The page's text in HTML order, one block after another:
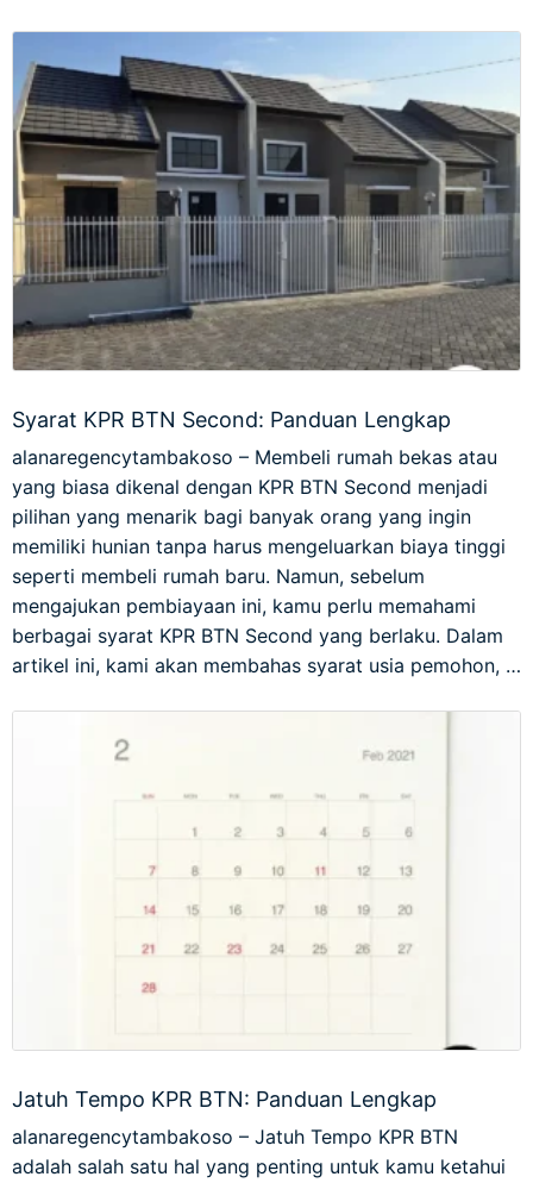
Syarat KPR BTN Second: Panduan Lengkap
alanaregencytambakoso – Membeli rumah bekas atau
yang biasa dikenal dengan KPR BTN Second menjadi
pilihan yang menarik bagi banyak orang yang ingin
memiliki hunian tanpa harus mengeluarkan biaya tinggi
seperti membeli rumah baru. Namun, sebelum
mengajukan pembiayaan ini, kamu perlu memahami
berbagai syarat KPR BTN Second yang berlaku. Dalam
artikel ini, kami akan membahas syarat usia pemohon, …
Jatuh Tempo KPR BTN: Panduan Lengkap
alanaregencytambakoso – Jatuh Tempo KPR BTN
adalah salah satu hal yang penting untuk kamu ketahui